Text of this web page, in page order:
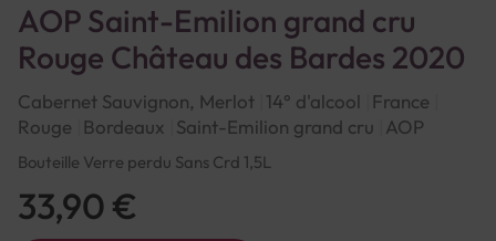
AOP Saint-Emilion grand cru
Rouge Château des Bardes 2020
Cabernet Sauvignon, Merlot 14° d'alcool
France
Rouge
Bordeaux Saint-Emilion grand cru AOP
Bouteille Verre perdu Sans Crd 1,5L
33,90 €